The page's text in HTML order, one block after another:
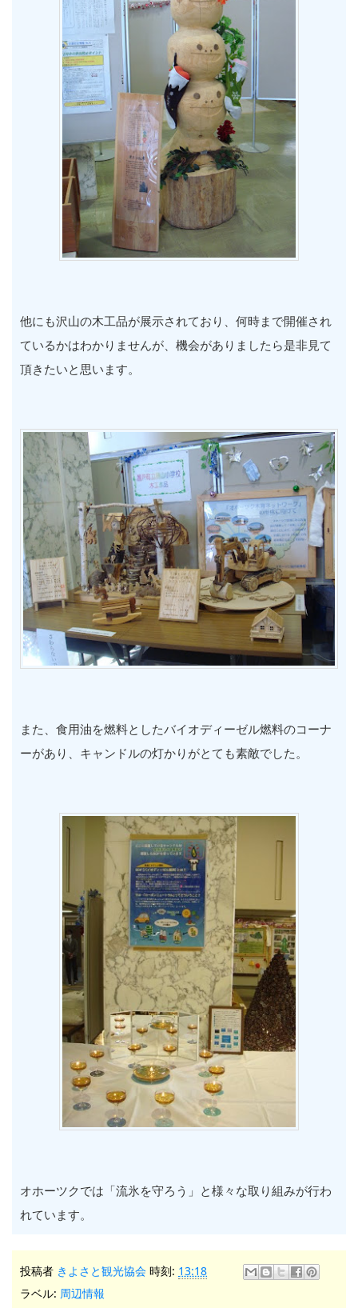
他にも沢山の木工品が展示されており、何時まで開催され
ているかはわかりませんが、機会がありましたら是非見て
頂きたいと思います。
また、食用油を燃料としたバイオディーゼル燃料のコーナ
ーがあり、キャンドルの灯かりがとても素敵でした。
オホーツクでは「流氷を守ろう」と様々な取り組みが行わ
れています。
投稿者 きよさと観光協会 時刻: 13:18
ラベル: 周辺情報